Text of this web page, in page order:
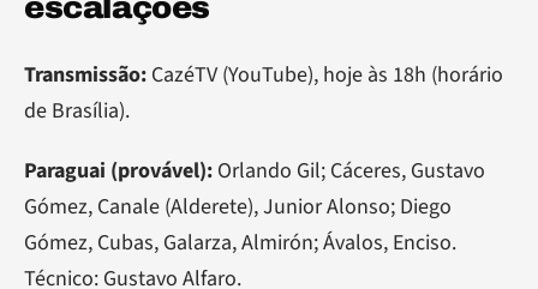
escalações
Transmissão: CazéTV (YouTube), hoje às 18h (horário
de Brasília).
Paraguai (provável): Orlando Gil; Cáceres, Gustavo
Gómez, Canale (Alderete), Junior Alonso; Diego
Gómez, Cubas, Galarza, Almirón; Ávalos, Enciso.
Técnico: Gustavo Alfaro.